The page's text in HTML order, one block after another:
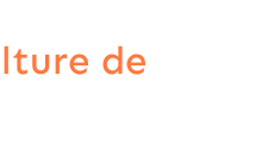
de